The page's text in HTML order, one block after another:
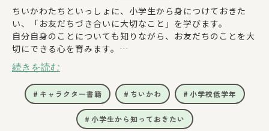
ちいかわたちといっしょに、小学生から身につけておきた
い、「お友だちづき合いに大切なこと」を学びます。
自分自身のことについても知りながら、お友だちのことを大
切にできる心を育みます。
「お友だちを作るにはどうすればいい？」
「もっとなかよくなるには？」
「もやもやした気持ちのとき、どうしよう？」
そんな悩みに応える、考え方のヒントを紹介します。
シチュエーション別のQ＆A方式となっているので、自分に
続きを読む
キャラクター書籍 ちいかわ 小学校低学年
小学生から知っておきたい